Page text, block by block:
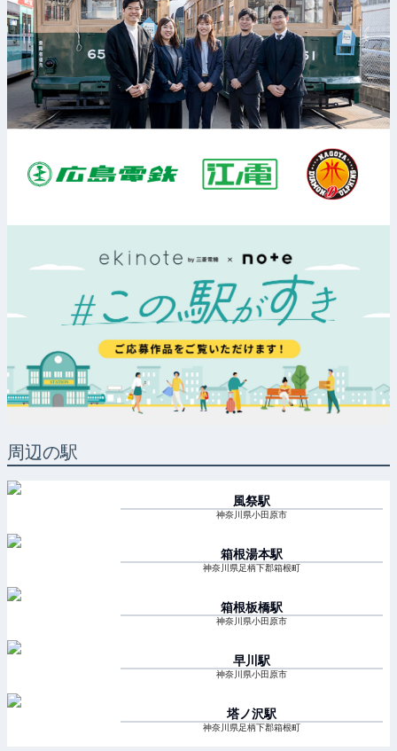
周辺の駅
風祭駅
神奈川県小田原市
箱根湯本駅
神奈川県足柄下郡箱根町
箱根板橋駅
神奈川県小田原市
早川 駅
神奈川県小田原市
塔ノ沢駅
神奈川県足柄下郡箱根町